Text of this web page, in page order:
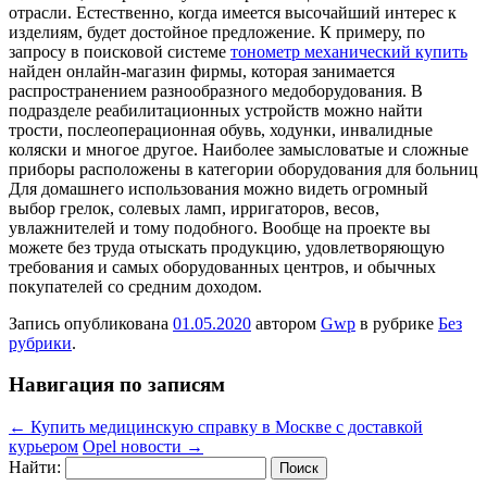
отрасли. Естественно, когда имеется высочайший интерес к
изделиям, будет достойное предложение. К примеру, по
запросу в поисковой системе тонометр механический купить
найден онлайн-магазин фирмы, которая занимается
распространением разнообразного медоборудования. В
подразделе реабилитационных устройств можно найти
трости, послеоперационная обувь, ходунки, инвалидные
коляски и многое другое. Наиболее замысловатые и сложные
приборы расположены в категории оборудования для больниц
Для домашнего использования можно видеть огромный
выбор грелок, солевых ламп, ирригаторов, весов,
увлажнителей и тому подобного. Вообще на проекте вы
можете без труда отыскать продукцию, удовлетворяющую
требования и самых оборудованных центров, и обычных
покупателей со средним доходом.
Запись опубликована 01.05.2020 автором Gwp в рубрике Без
рубрики.
Навигация по записям
← Купить медицинскую справку в Москве с доставкой
курьером Opel новости →
Найти: